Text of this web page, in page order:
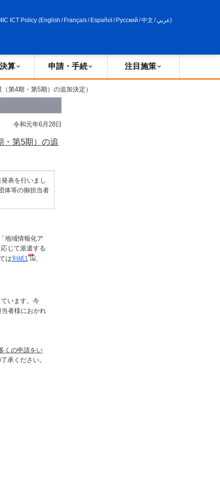
ICT Policy (English / Français/ Español / Русский /中文 /عربي)
算 申請・手続 注目施策
第4期・第5期）の追加決定）
令和元年6月28日
・第5期）の追
表を行いまし
体等の御担当者
地域情報化ア
じて派遣する
は別紙1
、
います。今
者様におかれ
くの申請をい
承ください。